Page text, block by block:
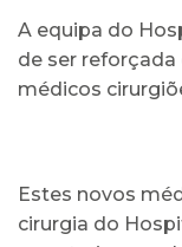
A equipa do
de ser
médicos
Estes novos
cirurgia do